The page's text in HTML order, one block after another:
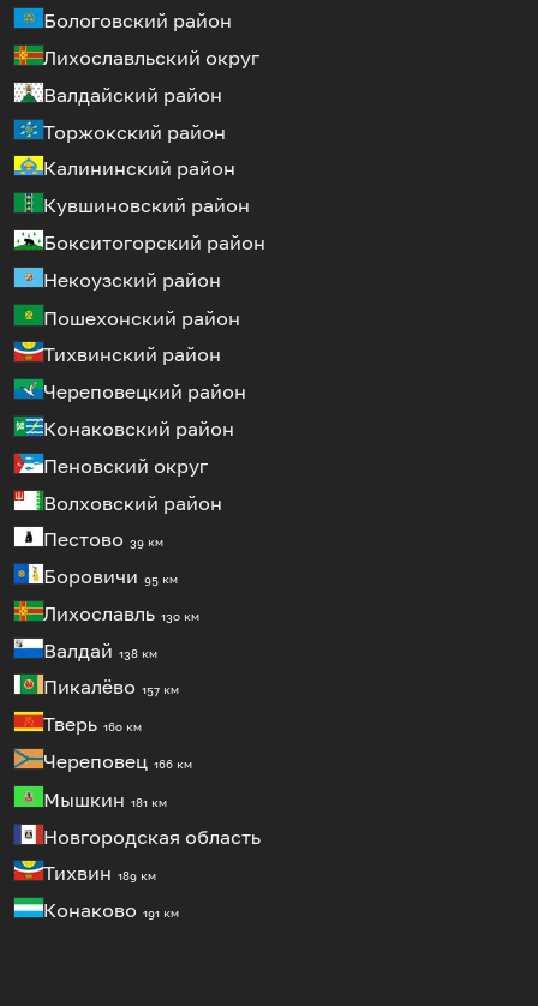
Бологовский район
Лихославльский округ
Валдайский район
Торжокский район
Калининский район
Кувшиновский район
Бокситогорский район
Некоузский район
Пошехонский район
Тихвинский район
Череповецкий район
Конаковский район
Пеновский округ
Волховский район
Пестово 39 км
Боровичи 95 км
Лихославль 130 км
Валдай 138 км
Пикалёво 157 км
Тверь 160 км
Череповец 166 км
Мышкин 181 км
Новгородская область
Тихвин 189 км
Конаково 191 км